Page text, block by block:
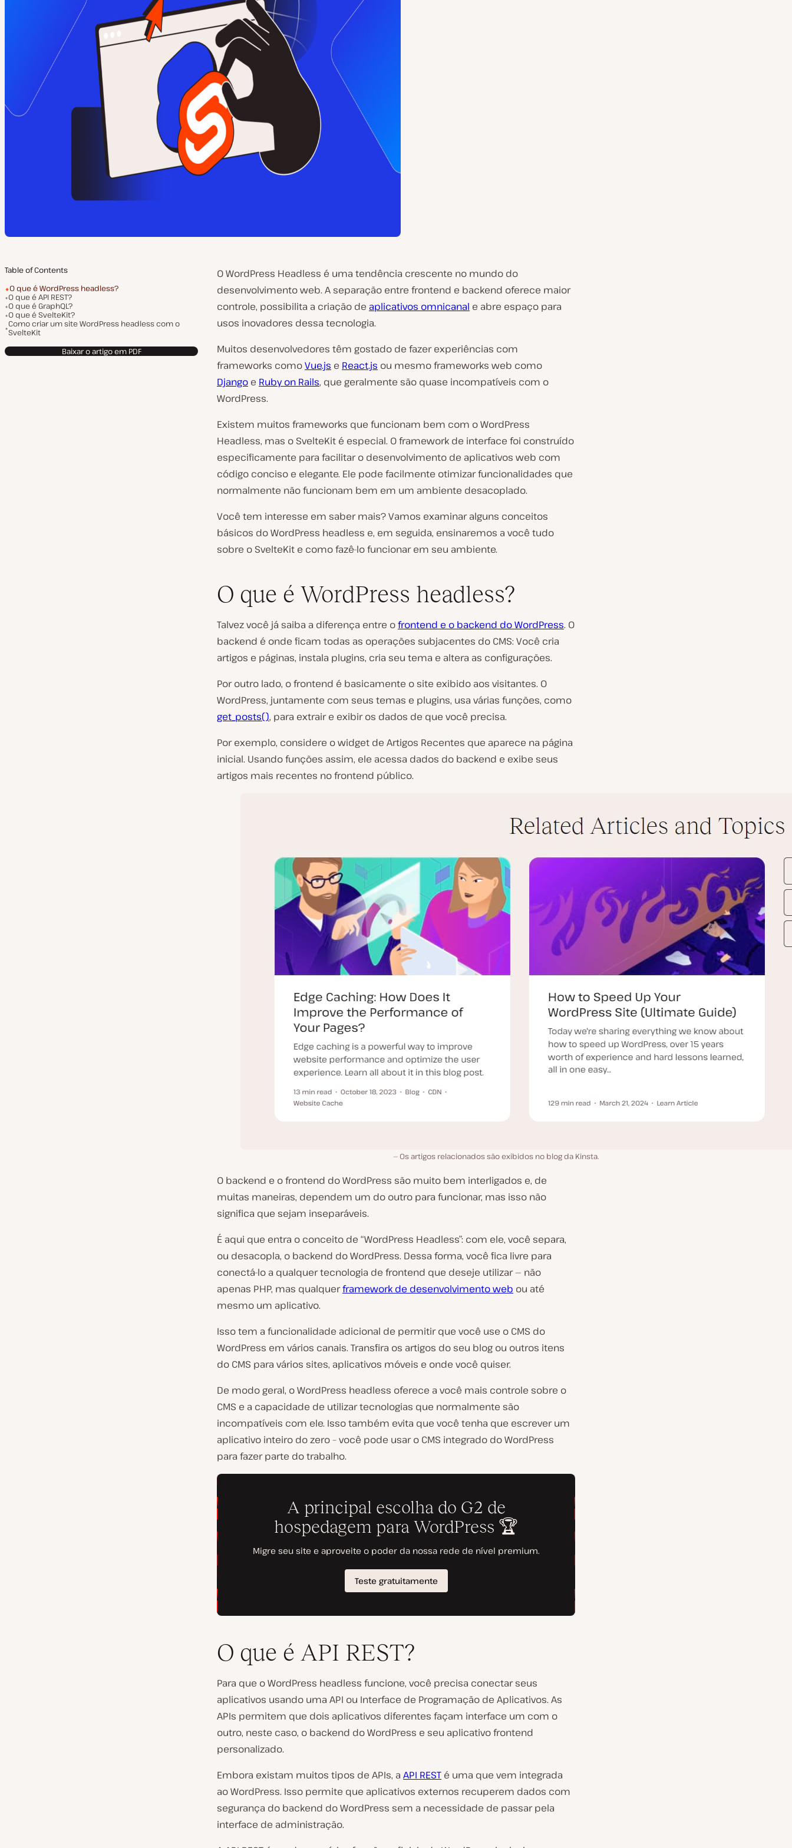
Table of Contents
O que é WordPress headless?
O que é API REST?
O que é GraphQL?
O que é SvelteKit?
Como criar um site WordPress headless com o
SvelteKit
Baixar o artigo em PDF
O WordPress Headless é uma tendência crescente no mundo do
desenvolvimento web. A separação entre frontend e backend oferece maior
controle, possibilita a criação de aplicativos omnicanal e abre espaço para
usos inovadores dessa tecnologia.
Muitos desenvolvedores têm gostado de fazer experiências com
frameworks comoVue.js e React.js ou mesmo frameworks web como
Django e Ruby on Rails, que geralmente são quase incompatíveis com o
WordPress.
Existem muitos frameworks que funcionam bem com o WordPress
Headless, mas o SvelteKit é especial. O framework de interface foi construído
especificamente para facilitar o desenvolvimento de aplicativos web com
código conciso e elegante. Ele pode facilmente otimizar funcionalidades que
normalmente não funcionam bem em um ambiente desacoplado.
Você tem interesse em saber mais? Vamos examinar alguns conceitos
básicos do WordPress headless e, em seguida, ensinaremos a você tudo
sobre o SvelteKit e como fazê-lo funcionar em seu ambiente.
O que é WordPress headless?
Talvez você já saiba a diferença entre ofrontend e o backend do WordPress. O
backend é onde ficam todas as operações subjacentes do CMS: Você cria
artigos e páginas, instala plugins, cria seu tema e altera as configurações.
Por outro lado, o frontend é basicamente o site exibido aos visitantes. O
WordPress, juntamente com seus temas e plugins, usa várias funções, como
get_posts(), para extrair e exibir os dados de que você precisa.
Por exemplo, considere o widget de Artigos Recentes que aparece na página
inicial. Usando funções assim, ele acessa dados do backend e exibe seus
artigos mais recentes no frontend público.
Os artigos relacionados são exibidos no blog da Kinsta.
O backend e o frontend do WordPress são muito bem interligados e, de
muitas maneiras, dependem um do outro para funcionar, mas isso não
significa que sejam inseparáveis.
É aqui que entra o conceito de “WordPress Headless”: com ele, você separa,
ou desacopla, o backend do WordPress. Dessa forma, você fica livre para
conectá-lo a qualquer tecnologia de frontend que deseje utilizar — não
apenas PHP, mas qualquerframework de desenvolvimento web ou até
mesmo um aplicativo.
Isso tem a funcionalidade adicional de permitir que você use o CMS do
WordPress em vários canais. Transfira os artigos do seu blog ou outros itens
do CMS para vários sites, aplicativos móveis e onde você quiser.
De modo geral, o WordPress headless oferece a você mais controle sobre o
CMS e a capacidade de utilizar tecnologias que normalmente são
incompatíveis com ele. Isso também evita que você tenha que escrever um
aplicativo inteiro do zero – você pode usar o CMS integrado do WordPress
para fazer parte do trabalho.
O que é API REST?
Para que o WordPress headless funcione, você precisa conectar seus
aplicativos usando uma API ou Interface de Programação de Aplicativos. As
APIs permitem que dois aplicativos diferentes façam interface um com o
outro, neste caso, o backend do WordPress e seu aplicativo frontend
personalizado.
Embora existam muitos tipos de APIs, a API REST é uma que vem integrada
ao WordPress. Isso permite que aplicativos externos recuperem dados com
segurança do backend do WordPress sem a necessidade de passar pela
interface de administração.